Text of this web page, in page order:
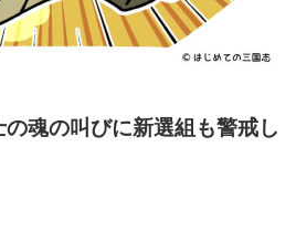
魂の叫びに新選組も警戒し